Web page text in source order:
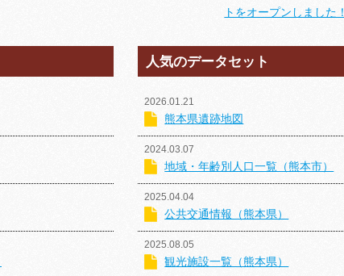
トをオープンしました！
人気のデータセット
2026.01.21
熊本県遺跡地図
2024.03.07
地域・年齢別人口一覧（熊本市）
2025.04.04
公共交通情報（熊本県）
2025.08.05
観光施設一覧（熊本県）